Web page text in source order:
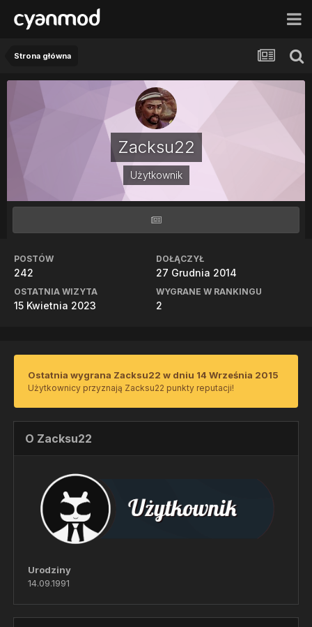
Strona główna
Zacksu22
Użytkownik
POSTÓW
242
DOŁĄCZYŁ
27 Grudnia 2014
OSTATNIA WIZYTA
15 Kwietnia 2023
WYGRANE W RANKINGU
2
Ostatnia wygrana Zacksu22 w dniu 14 Września 2015
Użytkownicy przyznają Zacksu22 punkty reputacji!
O Zacksu22
Urodziny
14.09.1991